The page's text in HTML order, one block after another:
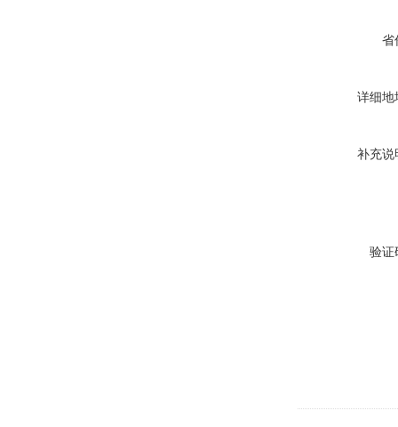
省
详细地
补充说
验证